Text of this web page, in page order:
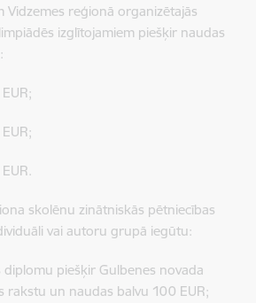
Vidzemes reģionā organizētajās
izglītojamiem piešķir naudas
skolēnu zinātniskās pētniecības
vai autoru grupā iegūtu:
piešķir Gulbenes novada
rakstu un naudas balvu 100 EUR;